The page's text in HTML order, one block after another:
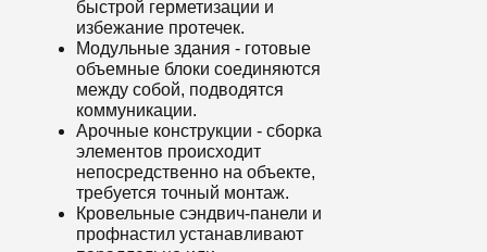
быстрой герметизации и
избежание протечек.
Модульные здания - готовые
объемные блоки соединяются
между собой, подводятся
коммуникации.
Арочные конструкции - сборка
элементов происходит
непосредственно на объекте,
требуется точный монтаж.
Кровельные сэндвич-панели и
профнастил устанавливают